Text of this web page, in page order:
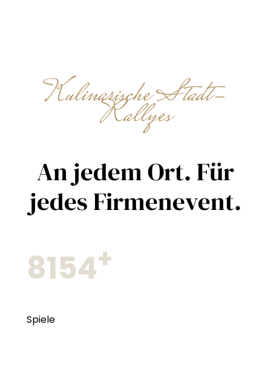
Kulinarische Stadt-
Rallyes
An jedem Ort. Für
jedes Firmenevent.
8154+
Spiele